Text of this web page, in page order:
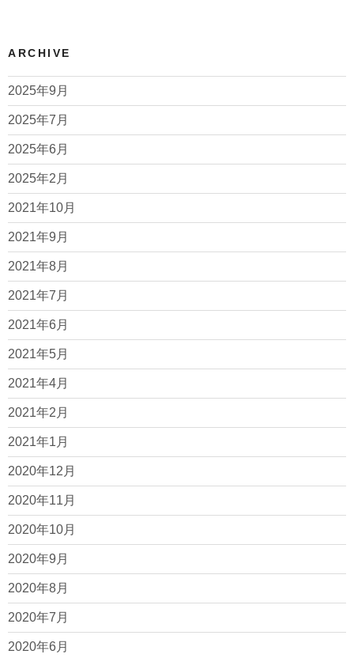
ARCHIVE
2025年9月
2025年7月
2025年6月
2025年2月
2021年10月
2021年9月
2021年8月
2021年7月
2021年6月
2021年5月
2021年4月
2021年2月
2021年1月
2020年12月
2020年11月
2020年10月
2020年9月
2020年8月
2020年7月
2020年6月